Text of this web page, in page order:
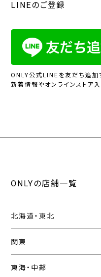
LINEのご登録
ONLY公式LINEを友だち追加
新着情報やオンラインストア
ONLYの店舗一覧
北海道・東北
関東
東海・中部